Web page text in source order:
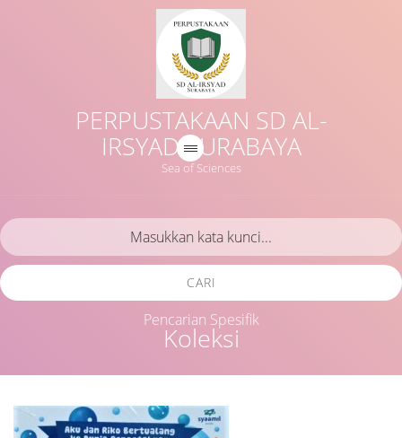
PERPUSTAKAAN SD AL-
IRSYAD SURABAYA
Sea of Sciences
Koleksi
CARI
Pencarian Spesifik